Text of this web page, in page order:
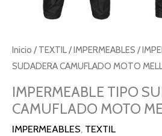
Inicio / TEXTIL/IMPERMEABLES /
SUDADERA CAMUFLADO MOTO
IMPERMEABLE TIPO
CAMUFLADO MOTO
IMPERMEABLES, TEXTIL